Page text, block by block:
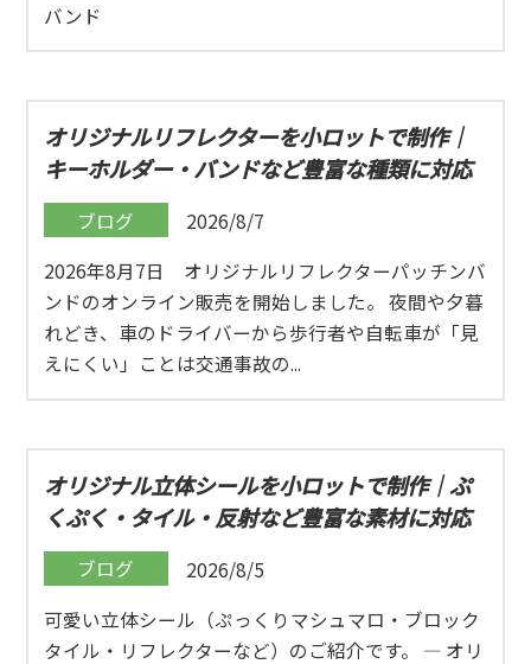
バンド
オリジナルリフレクターを小ロットで制作｜
キーホルダー・バンドなど豊富な種類に対応
ブログ
2026/8/7
2026年8月7日 オリジナルリフレクターパッチンバ
ンドのオンライン販売を開始しました。 夜間や夕暮
れどき、車のドライバーから歩行者や自転車が「見
えにくい」ことは交通事故の...
オリジナル立体シールを小ロットで制作｜ぷ
くぷく・タイル・反射など豊富な素材に対応
ブログ
2026/8/5
可愛い立体シール（ぷっくりマシュマロ・ブロック
タイル・リフレクターなど）のご紹介です。 ― オリ